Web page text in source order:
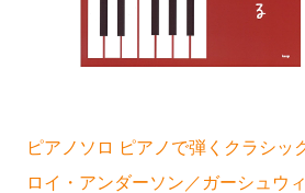
ピアノソロ ピアノで弾くクラシッ
ロイ・アンダーソン／ガーシュウ